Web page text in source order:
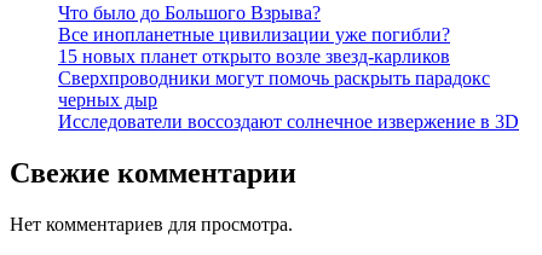
Что было до Большого Взрыва?
Все инопланетные цивилизации уже погибли?
15 новых планет открыто возле звезд-карликов
Сверхпроводники могут помочь раскрыть парадокс
черных дыр
Исследователи воссоздают солнечное извержение в 3D
Свежие комментарии
Нет комментариев для просмотра.